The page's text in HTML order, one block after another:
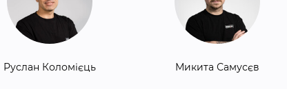
Руслан Коломієць Микита Самусєв